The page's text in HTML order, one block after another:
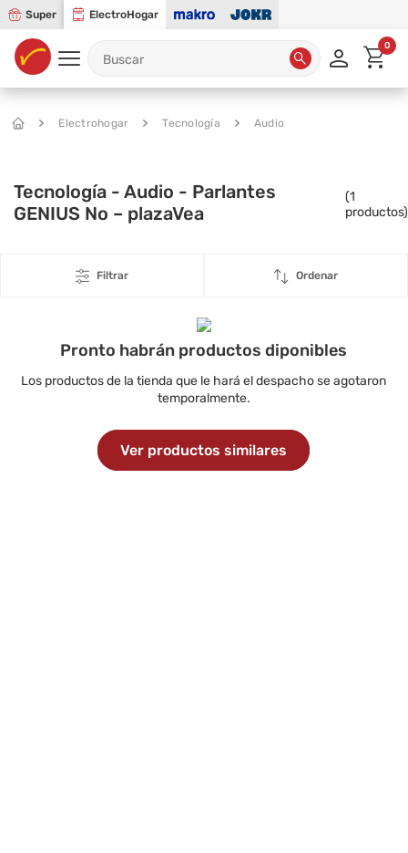
Super ElectroHogar
0
Electrohogar Tecnología Audio
Tecnología - Audio - Parlantes
GENIUS No – plazaVea
(1
productos)
Filtrar Ordenar
Pronto habrán productos diponibles
Los productos de la tienda que le hará el despacho se agotaron
temporalmente.
Ver productos similares